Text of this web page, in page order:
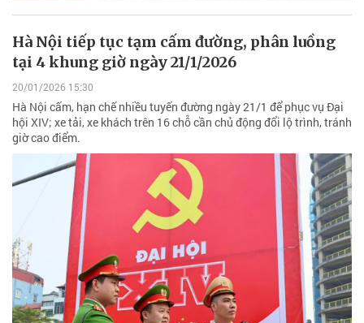
Hà Nội tiếp tục tạm cấm đường, phân luồng
tại 4 khung giờ ngày 21/1/2026
20/01/2026 15:30
Hà Nội cấm, hạn chế nhiều tuyến đường ngày 21/1 để phục vụ Đại
hội XIV; xe tải, xe khách trên 16 chỗ cần chủ động đổi lộ trình, tránh
giờ cao điểm.